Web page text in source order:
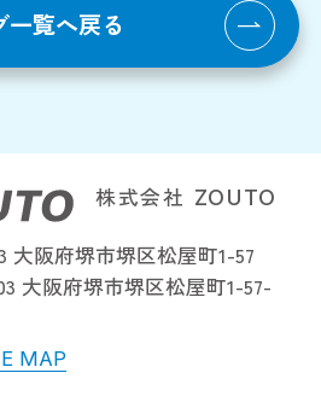
一覧へ戻る
株式会社 ZOUTO
大阪府堺市堺区松屋町1-57
大阪府堺市堺区松屋町1-57-
MAP